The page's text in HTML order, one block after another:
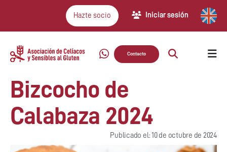
Hazte socio Iniciar sesión
Contacto
Bizcocho de
Calabaza 2024
Publicado el: 10 de octubre de 2024